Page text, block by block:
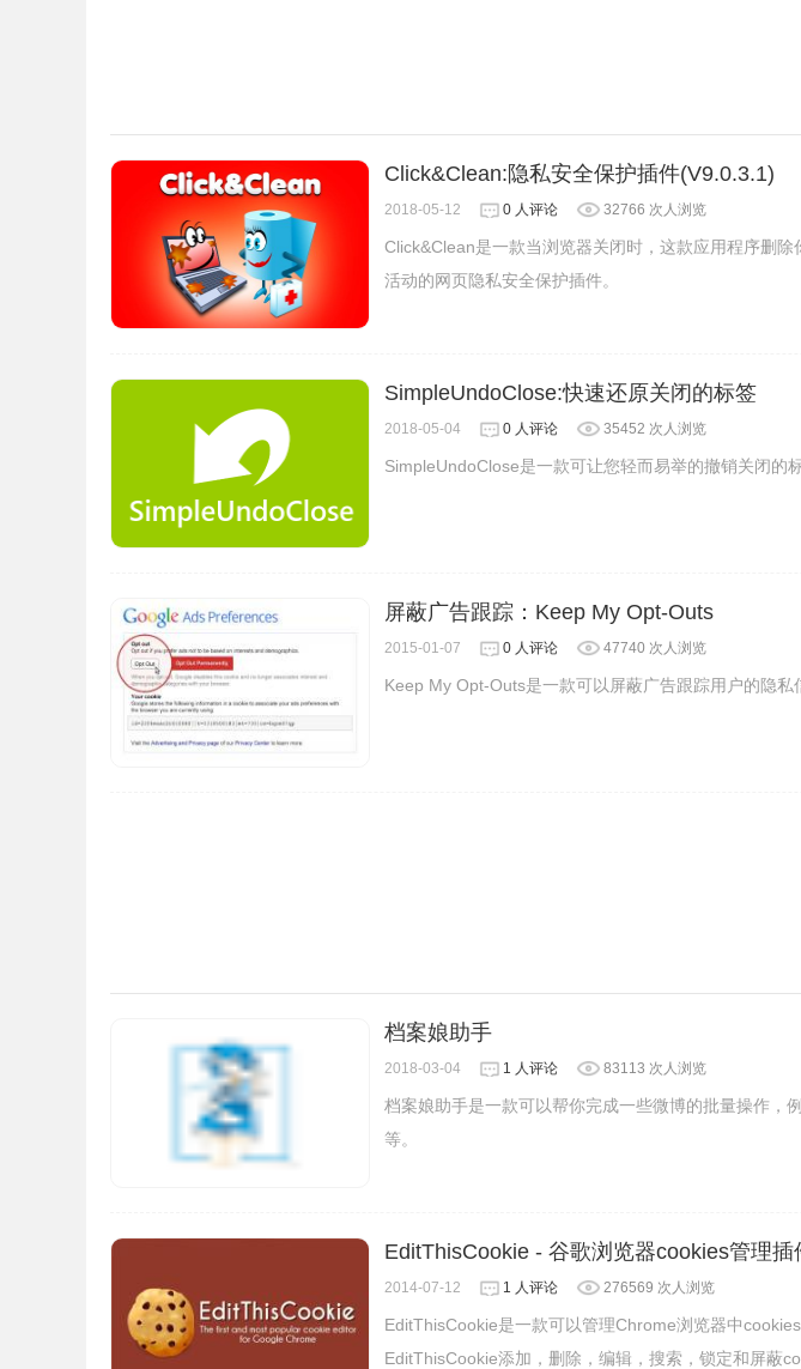
AppСache - 清除网站的appcache数据
Сache - 清除浏览器的缓存
Сookies - 清除浏览器的cookie
下载 - 清除浏览器的下载文件列表
系统文件 - 清除网站的文件系统数据
历史记录 - 清除浏览器的历史记录
IndexedDB - 清除网站的IndexedDB数据
本地存储 - 清除网站的本地存储数据
密码 - С清除浏览器存储的密码
扩展程序 - 禁用不需要的扩展程序
增强系统和应用程序性能是清除缓存或cookie的好处之一。
2.获取页面的新更新版本。
如前所述，将加载存储的网页实例。对网页进行的任何更改都不会因缓存而反映
坚持清除缓存以查看他们已经实现的更改。
缓存还可以存储某些网站的私人数据，例如登录凭据，手机号码等。如果使用公
以Facebook为例，您已登录公共计算机，并且未在会话结束时注销。接下来访问
帐户（cookie）。这会引发隐私威胁。
Click&Clean:隐私安全保护插件(V9.0.3.1)
2018-05-12 0 人评论 32766 次人浏览
Click&Clean是一款当浏览器关闭时，这款应用程序删
活动的网页隐私安全保护插件。
SimpleUndoClose:快速还原关闭的标签
2018-05-04 0 人评论 35452 次人浏览
SimpleUndoClose是一款可让您轻而易举的撤销关闭的
屏蔽广告跟踪：Keep My Opt-Outs
2015-01-07 0 人评论 47740 次人浏览
Keep My Opt-Outs是一款可以屏蔽广告跟踪用户的隐私
档案娘助手
2018-03-04 1 人评论 83113 次人浏览
档案娘助手是一款可以帮你完成一些微博的批量操作，
等。
EditThisCookie - 谷歌浏览器cookies管理插
2014-07-12 1 人评论 276569 次人浏览
EditThisCookie是一款可以管理Chrome浏览器中
EditThisCookie添加，删除，编辑，搜索，锁定和屏蔽